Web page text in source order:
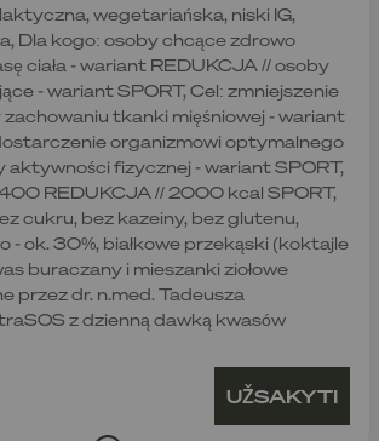
wegetariańska, niski IG,
Dla kogo: osoby chcące zdrowo
ciała - wariant REDUKCJA // osoby
- wariant SPORT, Cel: zmniejszenie
zachowaniu tkanki mięśniowej - wariant
organizmowi optymalnego
aktywności fizycznej - wariant SPORT,
REDUKCJA // 2000 kcal SPORT,
cukru, bez kazeiny, bez glutenu,
- ok. 30%, białkowe przekąski (koktajle
buraczany i mieszanki ziołowe
przez dr. n.med. Tadeusza
z dzienną dawką kwasów
UŽSAKYTI